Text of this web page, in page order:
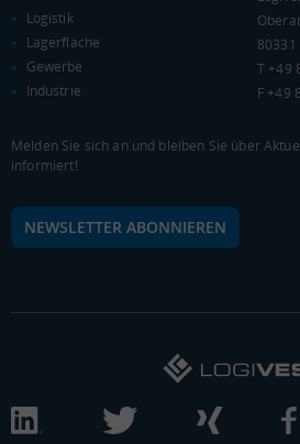
WIRTSCHAFTSKRAFT (STAND: 2018)
BRUTTOINLANDSPRODUKT
(LANDKREIS / KREISFREIE STADT)
Gesamt BIP je
52.655.476 Tsd. €
BRUTTOWERTSCHÖPFUNG
Gesamt Produzierendes
BRUTTOWERTSCHÖPFUNG
Logistik
Lagerfläche
Gewerbe
Industrie
T +49
F +49
Melden Sie sich an und bleiben Sie über
informiert!
NEWSLETTER ABONNIEREN